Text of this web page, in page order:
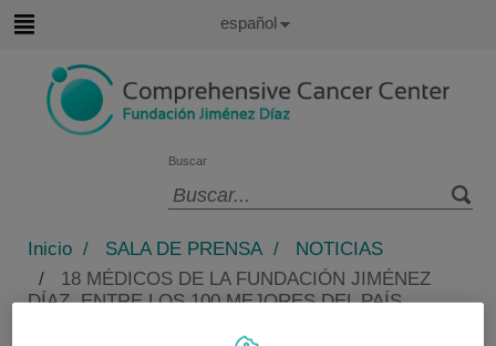
contenido
Buscar
idioma
Idioma
Español
Inicio / SALA DE PRENSA /
NOTICIAS
/ 18 MÉDICOS DE LA FUNDACIÓN JIMÉNEZ
DÍAZ, ENTRE LOS 100 MEJORES DEL PAÍS,